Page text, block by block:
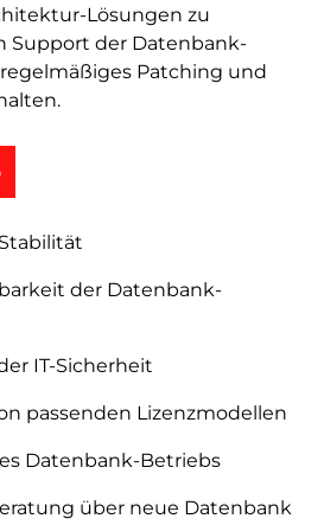
Lösungen zu
Support der Datenbank-
Patching und
der Datenbank-
IT-Sicherheit
passenden Lizenzmodellen
Datenbank-Betriebs
über neue Datenbank